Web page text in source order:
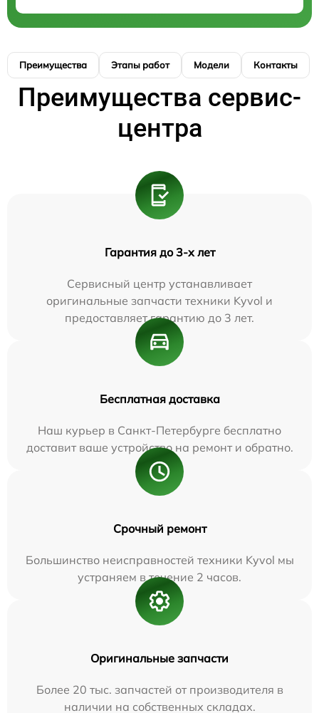
Преимущества Этапы работ Модели Контакты
Преимущества сервис-
центра
Гарантия до 3-х лет
Сервисный центр устанавливает
оригинальные запчасти техники Kyvol и
предоставляет гарантию до 3 лет.
Бесплатная доставка
Наш курьер в Санкт-Петербурге бесплатно
доставит ваше устройство на ремонт и обратно.
Срочный ремонт
Большинство неисправностей техники Kyvol мы
устраняем в течение 2 часов.
Оригинальные запчасти
Более 20 тыс. запчастей от производителя в
наличии на собственных складах.